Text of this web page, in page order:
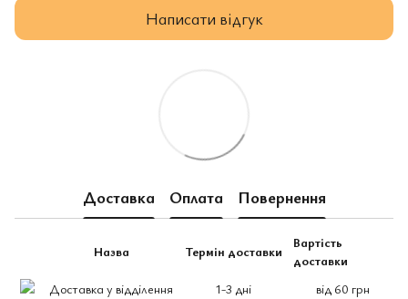
Написати відгук
Доставка Оплата Повернення
Назва Термін доставки
Вартість
доставки
Доставка у відділення
1-3 дні
від 60 грн